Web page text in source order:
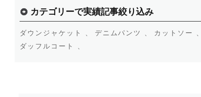
カテゴリーで実績記事絞り込み
ダウンジャケット 、 デニムパンツ 、 カットソー 、
ダッフルコート 、